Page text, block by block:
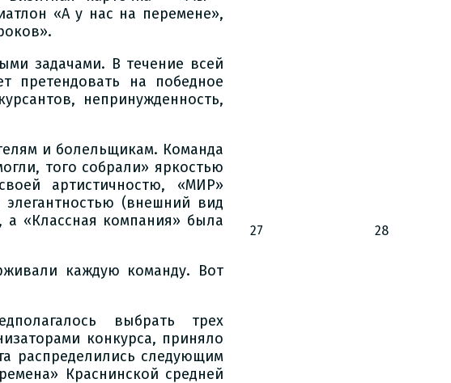
«А у нас на перемене»,
задачами. В течение всей
претендовать на победное
непринужденность,
и болельщикам. Команда
того собрали» яркостью
артистичностю, «МИР»
(внешний вид
«Классная компания» была
каждую команду. Вот
выбрать трех
конкурса, приняло
распределились следующим
Краснинской средней
27 28